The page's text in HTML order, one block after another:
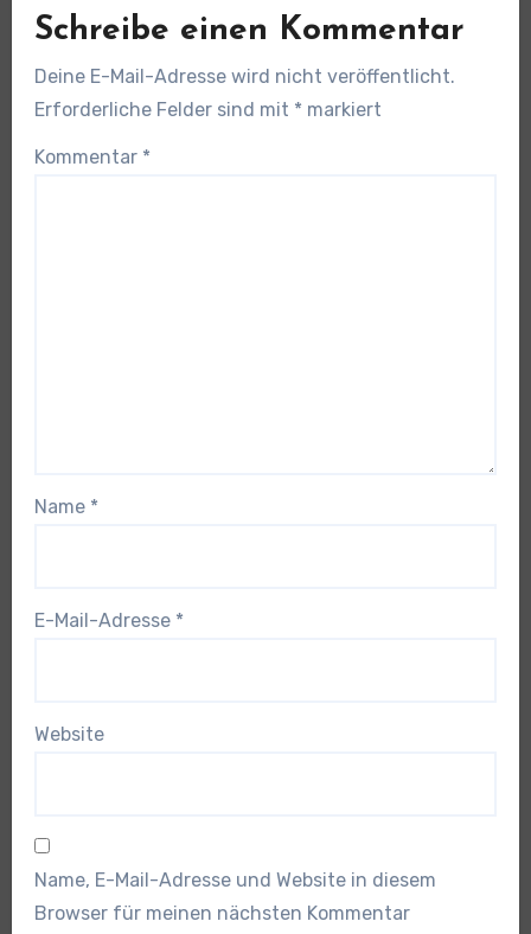
Schreibe einen Kommentar
Deine E-Mail-Adresse wird nicht veröffentlicht.
Erforderliche Felder sind mit * markiert
Kommentar *
Name *
E-Mail-Adresse *
Website
Name, E-Mail-Adresse und Website in diesem
Browser für meinen nächsten Kommentar